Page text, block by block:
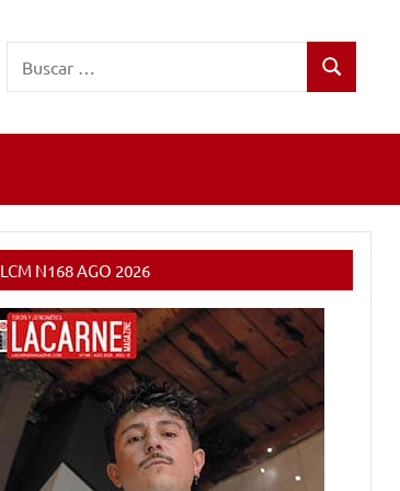
Buscar
LCM N168 AGO 2026